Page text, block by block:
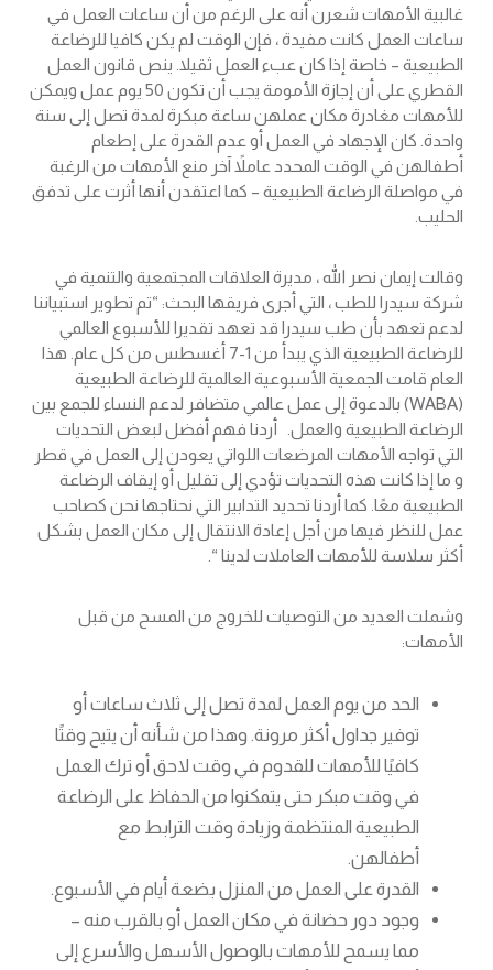
غالبية الأمهات شعرن أنه على الرغم من أن ساعات العمل في
ساعات العمل كانت مفيدة ، فإن الوقت لم يكن كافيا للرضاعة
الطبيعية – خاصة إذا كان عبء العمل ثقيلا. ينص قانون العمل
القطري على أن إجازة الأمومة يجب أن تكون 50 يوم عمل ويمكن
للأمهات مغادرة مكان عملهن ساعة مبكرة لمدة تصل إلى سنة
واحدة. كان الإجهاد في العمل أو عدم القدرة على إطعام
أطفالهن في الوقت المحدد عاملاً آخر منع الأمهات من الرغبة
في مواصلة الرضاعة الطبيعية – كما اعتقدن أنها أثرت على تدفق
الحليب.
وقالت إيمان نصر الله ، مديرة العلاقات المجتمعية والتنمية في
شركة سيدرا للطب ، التي أجرى فريقها البحث: “تم تطوير استبياننا
لدعم تعهد بأن طب سيدرا قد تعهد تقديرا للأسبوع العالمي
للرضاعة الطبيعية الذي يبدأ من 1-7 أغسطس من كل عام. هذا
العام قامت الجمعية الأسبوعية العالمية للرضاعة الطبيعية
(WABA) بالدعوة إلى عمل عالمي متضافر لدعم النساء للجمع بين
الرضاعة الطبيعية والعمل. أردنا فهم أفضل لبعض التحديات
التي تواجه الأمهات المرضعات اللواتي يعودن إلى العمل في قطر
و ما إذا كانت هذه التحديات تؤدي إلى تقليل أو إيقاف الرضاعة
الطبيعية معًا. كما أردنا تحديد التدابير التي نحتاجها نحن كصاحب
عمل للنظر فيها من أجل إعادة الانتقال إلى مكان العمل بشكل
أكثر سلاسة للأمهات العاملات لدينا “.
وشملت العديد من التوصيات للخروج من المسح من قبل
الأمهات:
الحد من يوم العمل لمدة تصل إلى ثلاث ساعات أو
توفير جداول أكثر مرونة. وهذا من شأنه أن يتيح وقتًا
كافيًا للأمهات للقدوم في وقت لاحق أو ترك العمل
في وقت مبكر حتى يتمكنوا من الحفاظ على الرضاعة
الطبيعية المنتظمة وزيادة وقت الترابط مع
أطفالهن.
القدرة على العمل من المنزل بضعة أيام في الأسبوع.
وجود دور حضانة في مكان العمل أو بالقرب منه –
مما يسمح للأمهات بالوصول الأسهل والأسرع إلى